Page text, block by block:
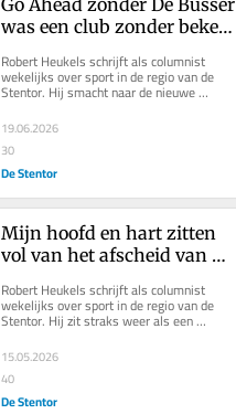
was een club zonder beker
Robert Heukels schrijft als columnist
wekelijks over sport in de regio van de
Stentor. Hij smacht naar de nieuwe
talenten, zeker in Deventer en...
19.06.2026
30
De Stentor
Mijn hoofd en hart zitten
vol van het afscheid van
Robert Heukels schrijft als columnist
wekelijks over sport in de regio van de
Stentor. Hij zit straks weer als een
verslaafde voor de buis, maar...
15.05.2026
40
De Stentor